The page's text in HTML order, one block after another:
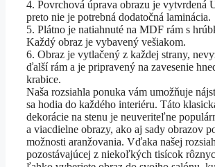
4. Povrchová úprava obrazu je vytvrdená
preto nie je potrebná dodatočná laminácia.
5. Plátno je natiahnuté na MDF rám s
Každý obraz je vybavený vešiakom.
6. Obraz je vytlačený z každej strany,
ďalší rám a je pripravený na zavesenie
krabice.
Naša rozsiahla ponuka vám umožňuje
sa hodia do každého interiéru. Táto
dekorácie na stenu je neuveriteľne
a viacdielne obrazy, ako aj sady obrazov
možnosti aranžovania. Vďaka našej
pozostávajúcej z niekoľkých tisícok